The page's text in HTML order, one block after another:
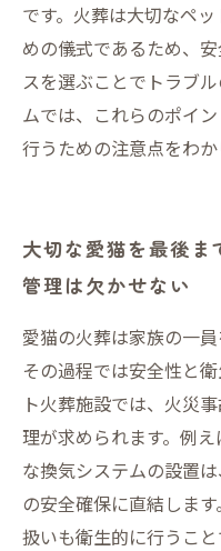
です。火葬は大切なペ
めの儀式であるため、
スを選ぶことでトラブ
ムでは、これらのポイ
行うための注意点をわか
大切な愛猫を最後ま
管理は欠かせない
愛猫の火葬は家族の一
その過程では安全性と
ト火葬施設では、火災
理が求められます。例
な換気システムの設置
の安全確保に直結しま
扱いも衛生的に行うこ